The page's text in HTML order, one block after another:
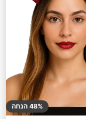
48% הנחה